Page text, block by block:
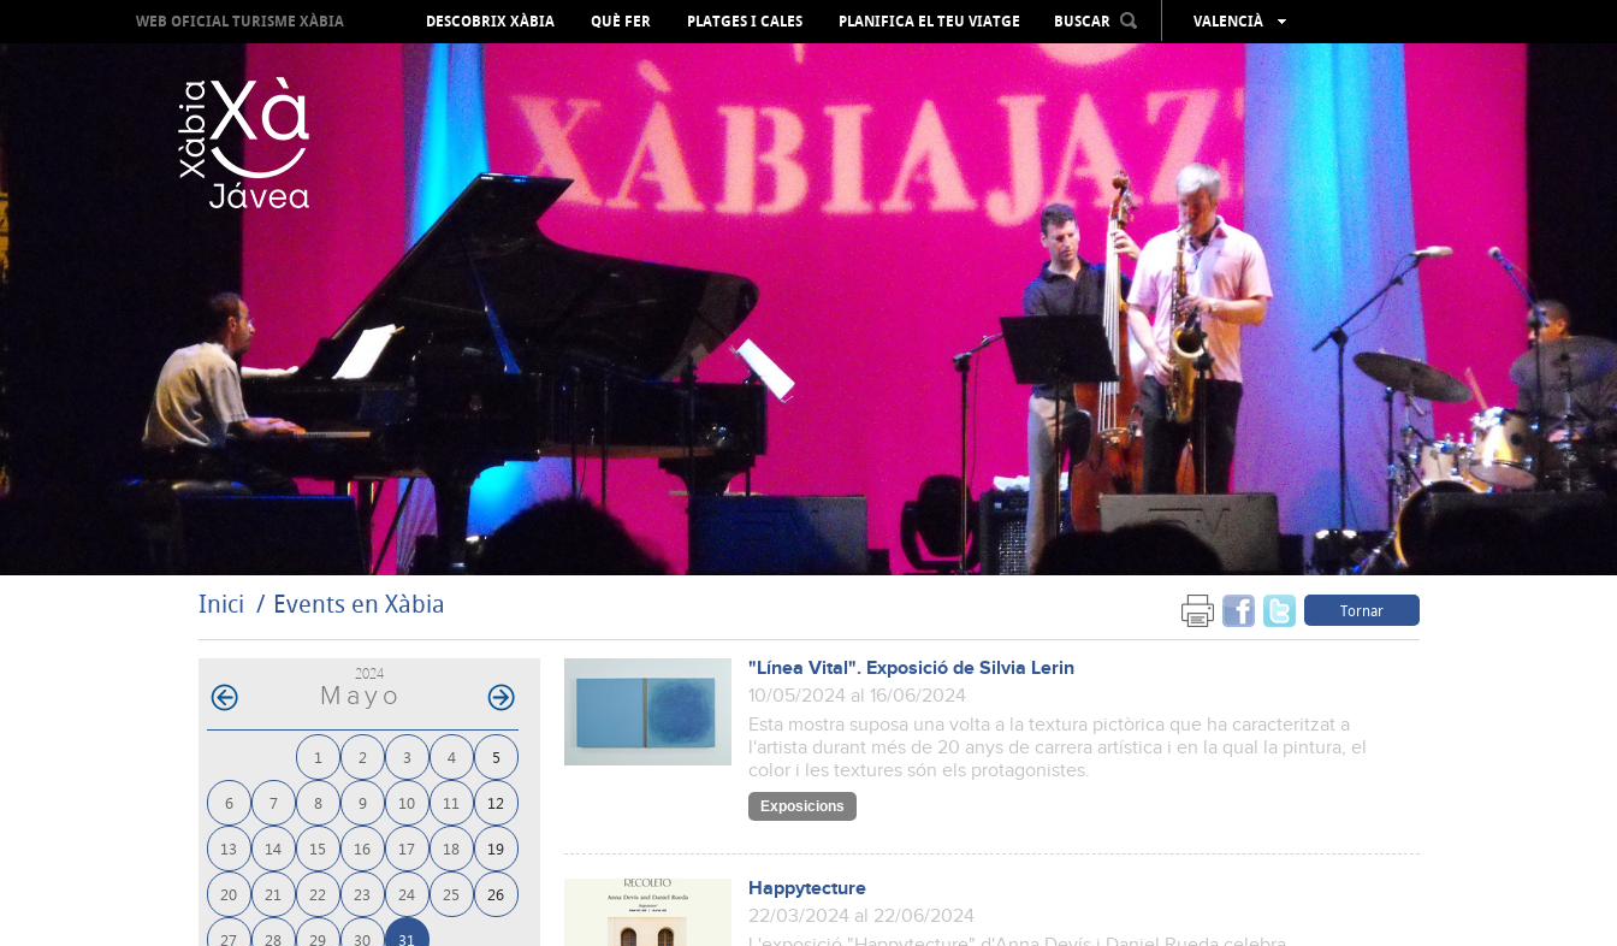
WEB OFICIAL TURISME XÀBIA DESCOBRIX XÀBIA QUÈ FER PLATGES I CALES PLANIFICA EL TEU VIATGE BUSCAR
VALENCIÀ
ESPAÑOL
ENGLISH
FRANÇAIS
DEUTSCH
РУССКИЙ
Inici Events en Xàbia Tornar
2024
Mayo
1 2 3 4 5
6 7 8 9 10 11 12
13 14 15 16 17 18 19
20 21 22 23 24 25 26
27 28 29 30 31
"Línea Vital". Exposició de Silvia Lerin
10/05/2024 al 16/06/2024
Esta mostra suposa una volta a la textura pictòrica que ha caracteritzat a
l'artista durant més de 20 anys de carrera artística i en la qual la pintura, el
color i les textures són els protagonistes.
Exposicions
Happytecture
22/03/2024 al 22/06/2024